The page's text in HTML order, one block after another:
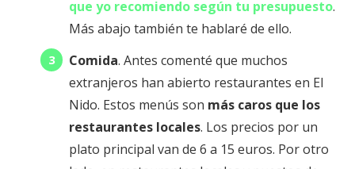
que yo recomiendo según tu presupuesto.
Más abajo también te hablaré de ello.
Comida. Antes comenté que muchos
extranjeros han abierto restaurantes en El
Nido. Estos menús son más caros que los
restaurantes locales. Los precios por un
plato principal van de 6 a 15 euros. Por otro